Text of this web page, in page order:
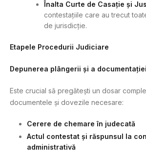
Înalta Curte de Casație și
contestațiile care au trecut
de jurisdicție.
Etapele Procedurii Judiciare
Depunerea plângerii și a documentației
Este crucial să pregătești un dosar
documentele și dovezile necesare:
Cerere de chemare în judecată
Actul contestat și răspunsul la
administrativă